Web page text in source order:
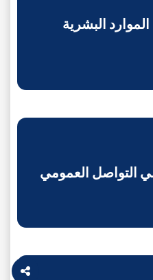
البشرية
التواصل العمومي